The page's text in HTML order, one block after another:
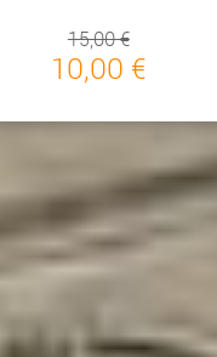
15,00 €
10,00 €